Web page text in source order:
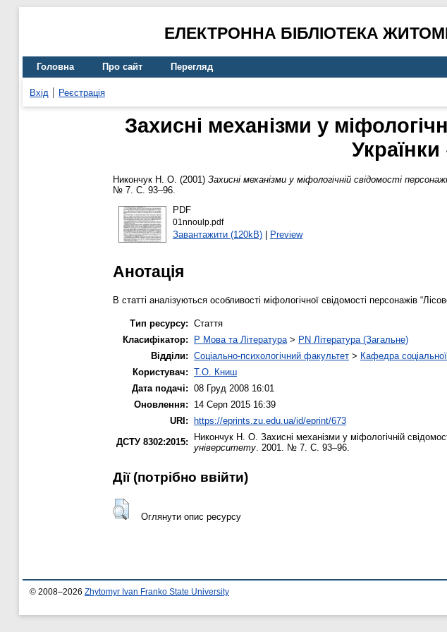
ЕЛЕКТРОННА БІБЛІОТЕКА
Головна Про сайт Перегляд
Вхід Реєстрація
Захисні механізми у
Українки
Никончук Н. О. (2001) Захисні механізми у міфологічній свідомості
№ 7. С. 93–96.
PDF
01nnoulp.pdf
Завантажити (120kB)| Preview
Анотація
В статті аналізуються особливості міфологічної свідомості персонажів
Тип ресурсу: Стаття
Класифікатор:
P Мова та Література > PN Література (Загальне)
Відділи: Соціально-психологічний факультет > Кафедра соціальної
Користувач: Т.О. Книш
Дата подачі: 08 Груд 2008 16:01
Оновлення:
14 Серп 2015 16:39
URI: https://eprints.zu.edu.ua/id/eprint/673
ДСТУ 8302:2015:
Никончук Н. О. Захисні механізми у міфологічній
університету . 2001. № 7. С. 93–96.
Дії ​​(потрібно ввійти)
Оглянути опис ресурсу
© 2008–2026 Zhytomyr Ivan Franko State University